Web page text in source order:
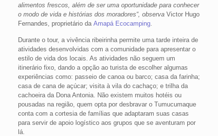
alimentos frescos, além de ser uma oportunidade para conhecer
o modo de vida e histórias dos moradores“, observaVictor Hugo
Fernandes, proprietário da Amapá Ecocamping.
Durante o tour, a vivência ribeirinha permite uma tarde inteira de
atividades desenvolvidas com a comunidade para apresentar o
estilo de vida dos locais. As atividades não seguem um
itinerário fixo, dando a opção ao turista de escolher algumas
experiências como: passeio de canoa ou barco; casa da farinha;
casa de cana de açúcar; visita à vila do cachaço; e trilha da
cachoeira da Dona Antonia. Não existem muitos hotéis ou
pousadas na região, quem opta por desbravar o Tumucumaque
conta com a cortesia de famílias que adaptaram suas casas
para servir de apoio logístico aos grupos que se aventuram por
lá.